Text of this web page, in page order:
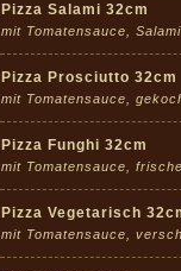
Pizza Salami 32cm
mit Tomatensauce,
Pizza Prosciutto 32cm
mit Tomatensauce,
Pizza Funghi 32cm
mit Tomatensauce,
Pizza Vegetarisch
mit Tomatensauce,